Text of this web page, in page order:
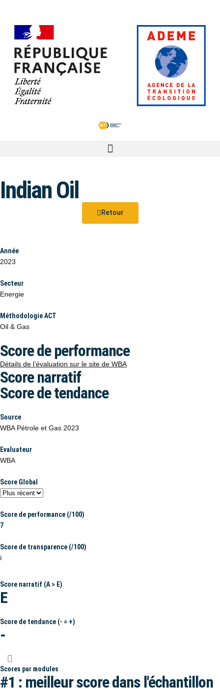
Indian Oil
Retour
Année
2023
Secteur
Energie
Méthodologie ACT
Oil & Gas
Score de performance
Détails de l’évaluation sur le site de WBA
Score narratif
Score de tendance
Source
WBA Pétrole et Gas 2023
Evaluateur
WBA
Score Global
Score de performance (/100)
7
Score de transparence (/100)
ℹ️
Score narratif (A > E)
E
Score de tendance (- = +)
-
Scores par modules
#1 : meilleur score dans l'échantillon